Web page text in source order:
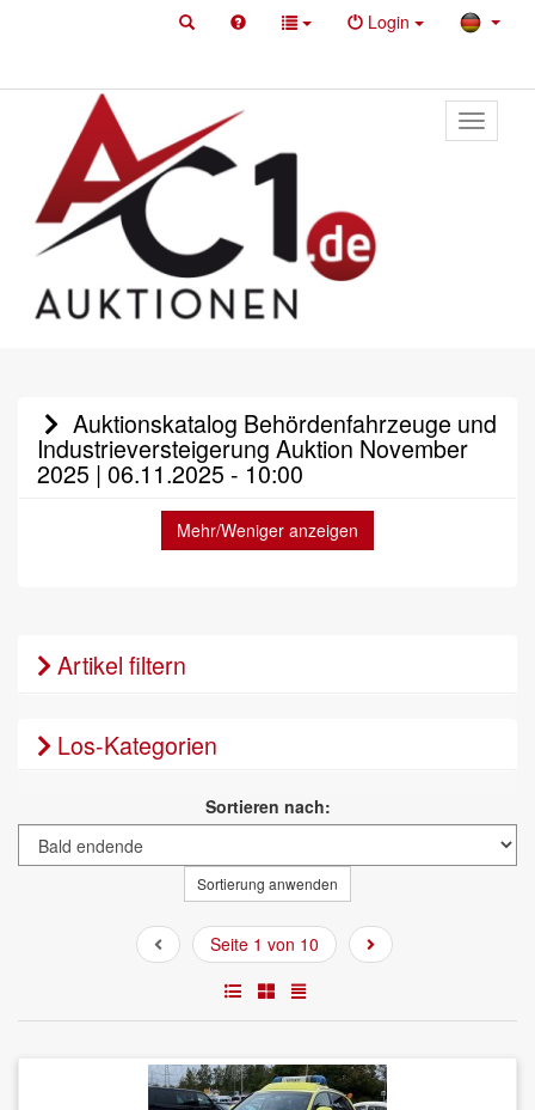
Login
Toggle
primary
Auktionskatalog Behördenfahrzeuge und
Industrieversteigerung Auktion November
2025 | 06.11.2025 - 10:00
Mehr/Weniger anzeigen
Artikel filtern
Los-Kategorien
Sortieren nach:
Sortierung anwenden
Seite 1 von 10